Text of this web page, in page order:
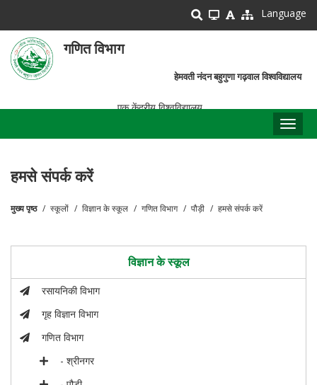
main
content
Language
गणित विभाग
हेमवती नंदन बहुगुणा गढ़वाल विश्वविद्यालय
एक केंद्रीय विश्वविद्यालय
हमसे संपर्क करें
मुख्य पृष्ठ स्कूलों विज्ञान के स्कूल गणित विभाग पौड़ी हमसे संपर्क करें
विज्ञान के स्कूल
रसायनिकी विभाग
गृह विज्ञान विभाग
गणित विभाग
- श्रीनगर